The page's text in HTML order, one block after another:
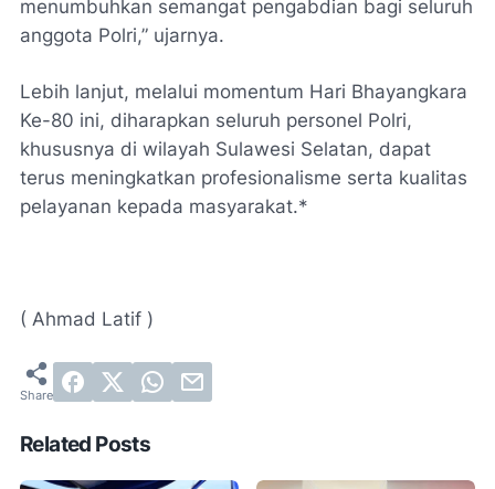
menumbuhkan semangat pengabdian bagi seluruh
anggota Polri,” ujarnya.
Lebih lanjut, melalui momentum Hari Bhayangkara
Ke-80 ini, diharapkan seluruh personel Polri,
khususnya di wilayah Sulawesi Selatan, dapat
terus meningkatkan profesionalisme serta kualitas
pelayanan kepada masyarakat.*
( Ahmad Latif )
Related Posts